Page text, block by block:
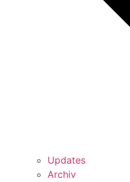
Updates
Archiv